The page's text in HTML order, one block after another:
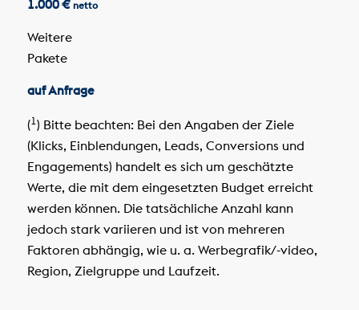
1.000 € netto
Weitere
Pakete
auf Anfrage
(1) Bitte beachten: Bei den Angaben der Ziele
(Klicks, Einblendungen, Leads, Conversions und
Engagements) handelt es sich um geschätzte
Werte, die mit dem eingesetzten Budget erreicht
werden können. Die tatsächliche Anzahl kann
jedoch stark variieren und ist von mehreren
Faktoren abhängig, wie u. a. Werbegrafik/-video,
Region, Zielgruppe und Laufzeit.